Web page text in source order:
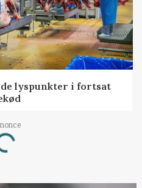
lyspunkter i fortsat